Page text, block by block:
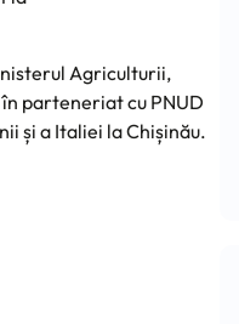
Agriculturii,
parteneriat cu PNUD
și a Italiei la Chișinău.